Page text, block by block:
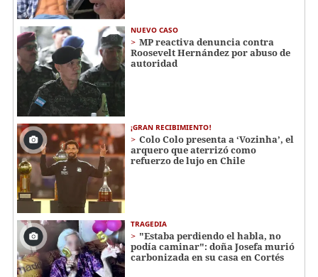
NUEVO CASO
MP reactiva denuncia contra
Roosevelt Hernández por abuso de
autoridad
¡GRAN RECIBIMIENTO!
Colo Colo presenta a ‘Vozinha’, el
arquero que aterrizó como
refuerzo de lujo en Chile
TRAGEDIA
"Estaba perdiendo el habla, no
podía caminar": doña Josefa murió
carbonizada en su casa en Cortés